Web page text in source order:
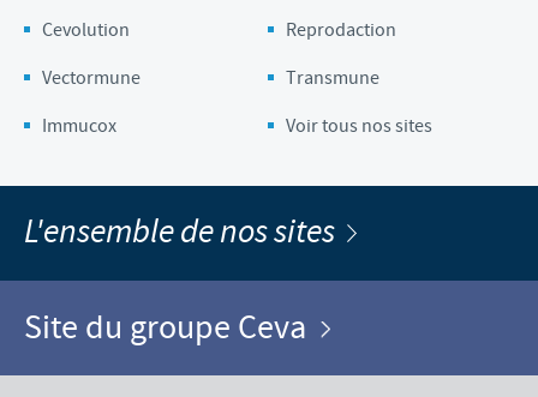
Cevolution
Reprodaction
Vectormune
Transmune
Immucox
Voir tous nos sites
L'ensemble de nos sites
Site du groupe Ceva